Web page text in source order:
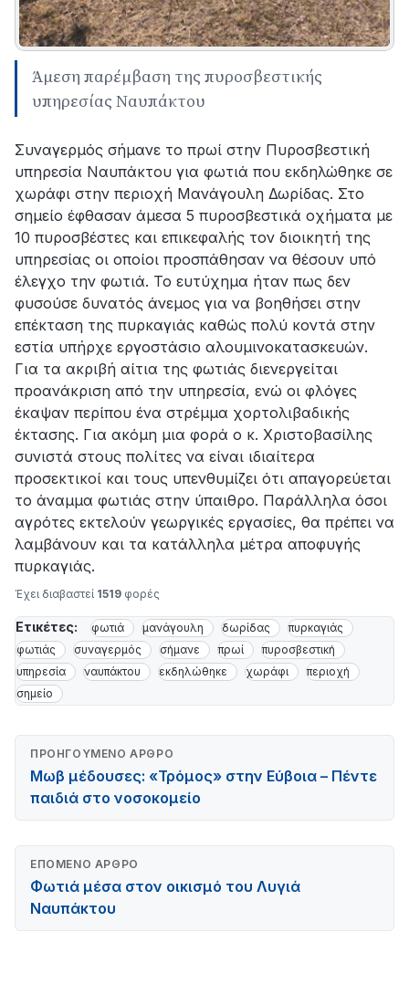
Άμεση παρέμβαση της πυροσβεστικής
υπηρεσίας Ναυπάκτου
Συναγερμός σήμανε το πρωί στην Πυροσβεστική
υπηρεσία Ναυπάκτου για φωτιά που εκδηλώθηκε σε
χωράφι στην περιοχή Μανάγουλη Δωρίδας. Στο
σημείο έφθασαν άμεσα 5 πυροσβεστικά οχήματα με
10 πυροσβέστες και επικεφαλής τον διοικητή της
υπηρεσίας οι οποίοι προσπάθησαν να θέσουν υπό
έλεγχο την φωτιά. Το ευτύχημα ήταν πως δεν
φυσούσε δυνατός άνεμος για να βοηθήσει στην
επέκταση της πυρκαγιάς καθώς πολύ κοντά στην
εστία υπήρχε εργοστάσιο αλουμινοκατασκευών.
Για τα ακριβή αίτια της φωτιάς διενεργείται
προανάκριση από την υπηρεσία, ενώ οι φλόγες
έκαψαν περίπου ένα στρέμμα χορτολιβαδικής
έκτασης. Για ακόμη μια φορά ο κ. Χριστοβασίλης
συνιστά στους πολίτες να είναι ιδιαίτερα
προσεκτικοί και τους υπενθυμίζει ότι απαγορεύεται
το άναμμα φωτιάς στην ύπαιθρο. Παράλληλα όσοι
αγρότες εκτελούν γεωργικές εργασίες, θα πρέπει να
λαμβάνουν και τα κατάλληλα μέτρα αποφυγής
πυρκαγιάς.
Έχει διαβαστεί 1519 φορές
Ετικέτες: φωτιά μανάγουλη δωρίδας
πυρκαγιάς
φωτιάς
συναγερμός σήμανε πρωί
πυροσβεστική
υπηρεσία
ναυπάκτου εκδηλώθηκε χωράφι
περιοχή
σημείο
ΠΡΟΗΓΟΎΜΕΝΟ ΆΡΘΡΟ
Μωβ μέδουσες: «Τρόμος» στην Εύβοια – Πέντε
παιδιά στο νοσοκομείο
ΕΠΌΜΕΝΟ ΆΡΘΡΟ
Φωτιά μέσα στον οικισμό του Λυγιά
Ναυπάκτου